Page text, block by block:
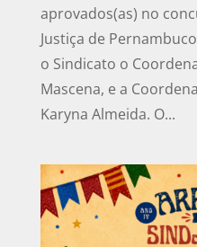
aprovados(as) no
Justiça de
o Sindicato o
Mascena, e a
Karyna Almeida. O...